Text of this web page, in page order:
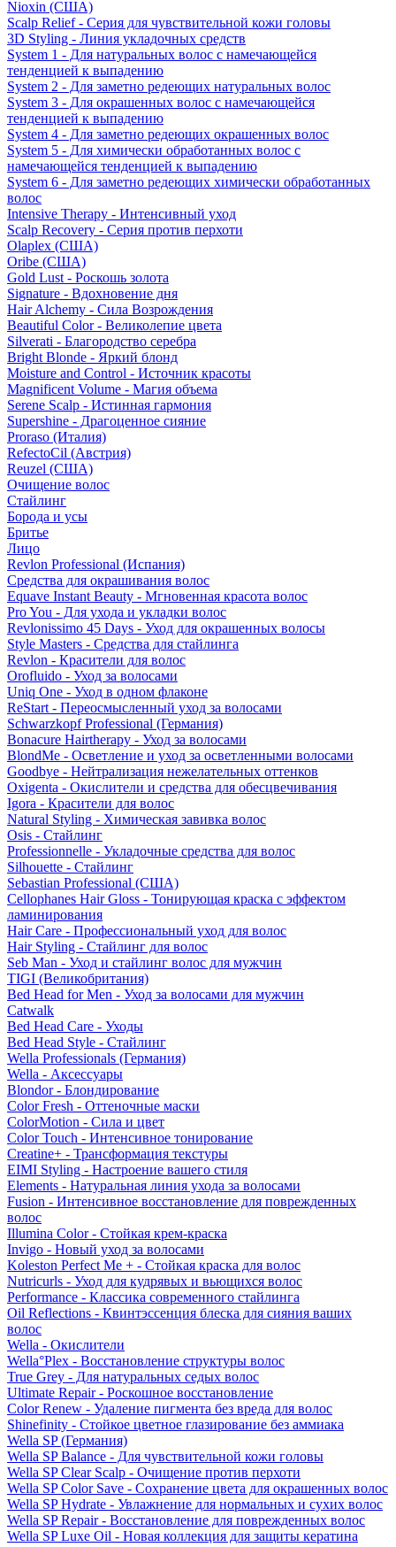
Nioxin (США)
Scalp Relief - Серия для чувствительной кожи головы
3D Styling - Линия укладочных средств
System 1 - Для натуральных волос с намечающейся
тенденцией к выпадению
System 2 - Для заметно редеющих натуральных волос
System 3 - Для окрашенных волос с намечающейся
тенденцией к выпадению
System 4 - Для заметно редеющих окрашенных волос
System 5 - Для химически обработанных волос с
намечающейся тенденцией к выпадению
System 6 - Для заметно редеющих химически обработанных
волос
Intensive Therapy - Интенсивный уход
Scalp Recovery - Серия против перхоти
Olaplex (США)
Oribe (США)
Gold Lust - Роскошь золота
Signature - Вдохновение дня
Hair Alchemy - Сила Возрождения
Beautiful Color - Великолепие цвета
Silverati - Благородство серебра
Bright Blonde - Яркий блонд
Moisture and Control - Источник красоты
Magnificent Volume - Магия объема
Serene Scalp - Истинная гармония
Supershine - Драгоценное сияние
Proraso (Италия)
RefectoCil (Австрия)
Reuzel (США)
Очищение волос
Стайлинг
Борода и усы
Бритье
Лицо
Revlon Professional (Испания)
Средства для окрашивания волос
Equave Instant Beauty - Мгновенная красота волос
Pro You - Для ухода и укладки волос
Revlonissimo 45 Days - Уход для окрашенных волосы
Style Masters - Средства для стайлинга
Revlon - Красители для волос
Orofluido - Уход за волосами
Uniq One - Уход в одном флаконе
ReStart - Переосмысленный уход за волосами
Schwarzkopf Professional (Германия)
Bonacure Hairtherapy - Уход за волосами
BlondMe - Осветление и уход за осветленными волосами
Goodbye - Нейтрализация нежелательных оттенков
Oxigenta - Окислители и средства для обесцвечивания
Igora - Красители для волос
Natural Styling - Химическая завивка волос
Osis - Стайлинг
Professionnelle - Укладочные средства для волос
Silhouette - Стайлинг
Sebastian Professional (США)
Cellophanes Hair Gloss - Тонирующая краска с эффектом
ламинирования
Hair Care - Профессиональный уход для волос
Hair Styling - Стайлинг для волос
Seb Man - Уход и стайлинг волос для мужчин
TIGI (Великобритания)
Bed Head for Men - Уход за волосами для мужчин
Catwalk
Bed Head Care - Уходы
Bed Head Style - Стайлинг
Wella Professionals (Германия)
Wella - Аксессуары
Blondor - Блондирование
Color Fresh - Оттеночные маски
ColorMotion - Сила и цвет
Color Touch - Интенсивное тонирование
Creatine+ - Трансформация текстуры
EIMI Styling - Настроение вашего стиля
Elements - Натуральная линия ухода за волосами
Fusion - Интенсивное восстановление для поврежденных
волос
Illumina Color - Стойкая крем-краска
Invigo - Новый уход за волосами
Koleston Perfect Me + - Стойкая краска для волос
Nutricurls - Уход для кудрявых и вьющихся волос
Performance - Классика современного стайлинга
Oil Reflections - Квинтэссенция блеска для сияния ваших
волос
Wella - Окислители
Wella°Plex - Восстановление структуры волос
True Grey - Для натуральных седых волос
Ultimate Repair - Роскошное восстановление
Color Renew - Удаление пигмента без вреда для волос
Shinefinity - Стойкое цветное глазирование без аммиака
Wella SP (Германия)
Wella SP Balance - Для чувствительной кожи головы
Wella SP Clear Scalp - Очищение против перхоти
Wella SP Color Save - Сохранение цвета для окрашенных волос
Wella SP Hydrate - Увлажнение для нормальных и сухих волос
Wella SP Repair - Восстановление для поврежденных волос
Wella SP Luxe Oil - Новая коллекция для защиты кератина